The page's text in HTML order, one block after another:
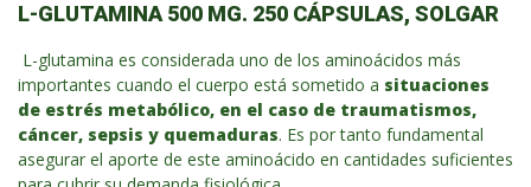
L-GLUTAMINA 500 MG. 250 CÁPSULAS, SOLGAR
L-glutamina es considerada uno de los aminoácidos más
importantes cuando el cuerpo está sometido a situaciones
de estrés metabólico, en el caso de traumatismos,
cáncer, sepsis y quemaduras. Es por tanto fundamental
asegurar el aporte de este aminoácido en cantidades suficientes